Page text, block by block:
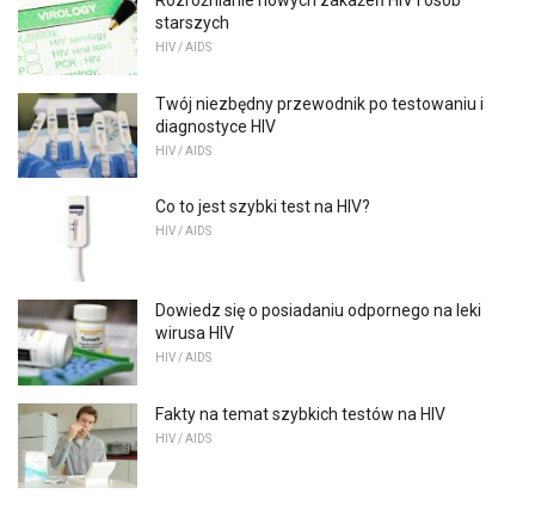
starszych
HIV / AIDS
Twój niezbędny przewodnik po testowaniu i
diagnostyce HIV
HIV / AIDS
Co to jest szybki test na HIV?
HIV / AIDS
Dowiedz się o posiadaniu odpornego na leki
wirusa HIV
HIV / AIDS
Fakty na temat szybkich testów na HIV
HIV / AIDS